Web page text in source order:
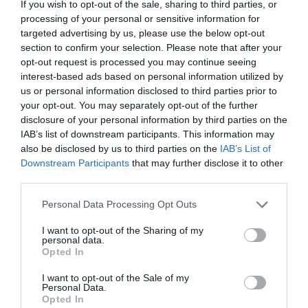
If you wish to opt-out of the sale, sharing to third parties, or
processing of your personal or sensitive information for
targeted advertising by us, please use the below opt-out
section to confirm your selection. Please note that after your
opt-out request is processed you may continue seeing
interest-based ads based on personal information utilized by
us or personal information disclosed to third parties prior to
your opt-out. You may separately opt-out of the further
disclosure of your personal information by third parties on the
IAB’s list of downstream participants. This information may
also be disclosed by us to third parties on the IAB’s List of
Downstream Participants that may further disclose it to other
Personal Data Processing Opt Outs
I want to opt-out of the Sharing of my
personal data.
Opted In
I want to opt-out of the Sale of my
Personal Data.
Opted In
Ειδική προσφορά από τον επίσημο χορηγό
τεχνολογίας
Η διοργάνωση συνεχίζει να καινοτομεί έχοντας για
ακόμα μία χρονιά ως Επίσημο Συνεργάτη Τεχνολογίας
τη Samsung Electronics Hellas. Μετά και την περσινή
επιτυχημένη συμβολή της κορυφαίας εταιρείας
τεχνολογίας, στην επίτευξη μηδενικής χρήσης χαρτιού
για τους σκοπούς της διοργάνωσης, η Samsung
επιστρέφει με τα κορυφαία Galaxy S20, S20+ και S20
Ultra, που αλλάζουν τον τρόπο λήψης όχι μόνο βίντεο,
αλλά και φωτογραφιών με το 8Κ Video και με το πιο
εξελιγμένο 100X Zoom, που χαρίζει ολοκαίνουργιες
δυνατότητες και εντυπωσιακές λήψεις. Παράλληλα,
με το Galaxy Z Flip, το πρώτο αναδιπλούμενο
smartphone πλήρους οθόνης με εύκαμπτο γυαλί και τον
εξαιρετικό σχεδιασμό, προσφέρει άνεση και μοναδικό